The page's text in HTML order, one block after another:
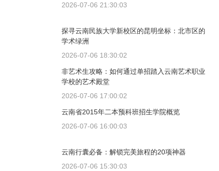
2026-07-06 21:30:03
探寻云南民族大学新校区的昆明坐标：北市区的
学术绿洲
2026-07-06 18:30:02
非艺术生攻略：如何通过单招踏入云南艺术职业
学校的艺术殿堂
2026-07-06 17:00:02
云南省2015年二本预科班招生学院概览
2026-07-06 16:00:03
云南行囊必备：解锁完美旅程的20项神器
2026-07-06 15:30:03